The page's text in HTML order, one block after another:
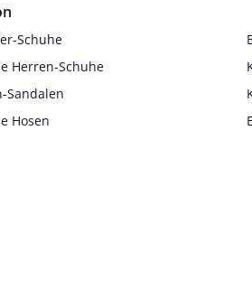
Schuhe
Herren-Schuhe
Sandalen
Hosen